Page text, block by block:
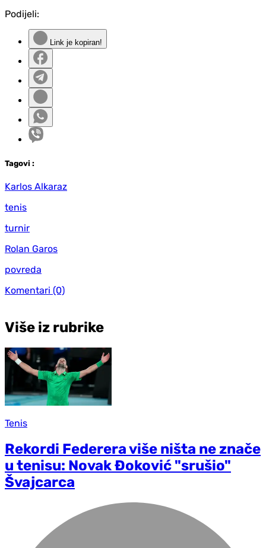
Podijeli:
Link je kopiran!
Tagovi :
Karlos Alkaraz
tenis
turnir
Rolan Garos
povreda
Komentari (0)
Više iz rubrike
Tenis
Rekordi Federera više ništa ne znače
u tenisu: Novak Đoković "srušio"
Švajcarca